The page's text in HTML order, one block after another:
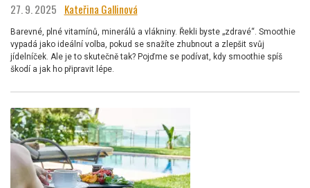
27. 9. 2025 Kateřina Gallinová
Barevné, plné vitamínů, minerálů a vlákniny. Řekli byste „zdravé“. Smoothie
vypadá jako ideální volba, pokud se snažíte zhubnout a zlepšit svůj
jídelníček. Ale je to skutečně tak? Pojďme se podívat, kdy smoothie spíš
škodí a jak ho připravit lépe.